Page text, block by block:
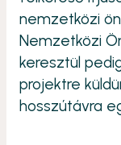
nemzetközi
Nemzetközi
keresztül
projektre
hosszútávra